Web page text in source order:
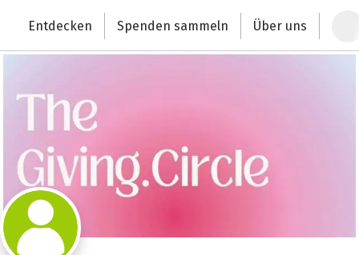
Deutschlands größte Spendenplattform
Entdecken Spenden sammeln Über uns